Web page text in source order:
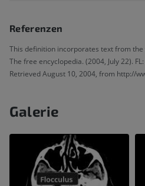
Referenzen
This definition incorporates text from
The free encyclopedia. (2004, July 22).
Retrieved August 10, 2004, from http://
Galerie